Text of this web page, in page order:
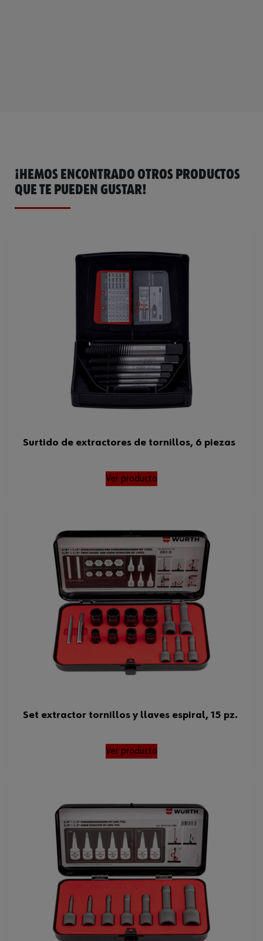
¡HEMOS ENCONTRADO OTROS PRODUCTOS
QUE TE PUEDEN GUSTAR!
Surtido de extractores de tornillos, 6 piezas
Ver producto
Set extractor tornillos y llaves espiral, 15 pz.
Ver producto